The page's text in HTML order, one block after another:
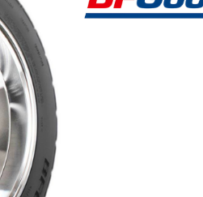
Treadwear